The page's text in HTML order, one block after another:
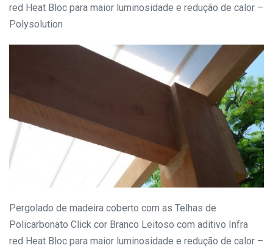
red Heat Bloc para maior luminosidade e redução de calor –
Polysolution
Pergolado de madeira coberto com as Telhas de
Policarbonato Click cor Branco Leitoso com aditivo Infra
red Heat Bloc para maior luminosidade e redução de calor –